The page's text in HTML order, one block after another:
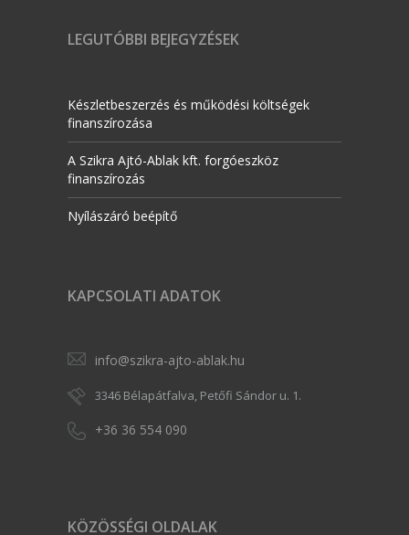
LEGUTÓBBI BEJEGYZÉSEK
Készletbeszerzés és működési költségek
finanszírozása
A Szikra Ajtó-Ablak kft. forgóeszköz
finanszírozás
Nyílászáró beépítő
KAPCSOLATI ADATOK
info@szikra-ajto-ablak.hu
3346 Bélapátfalva, Petőfi Sándor u. 1.
+36 36 554 090
KÖZÖSSÉGI OLDALAK